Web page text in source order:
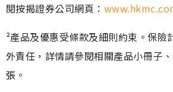
閱按揭證券公司網頁：
²產品及優惠受條款及細則約束。保險
外責任，詳情請參閱相關產品小冊子
張。